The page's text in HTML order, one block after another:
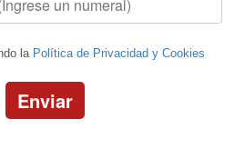
la Política de Privacidad y Cookies
Enviar